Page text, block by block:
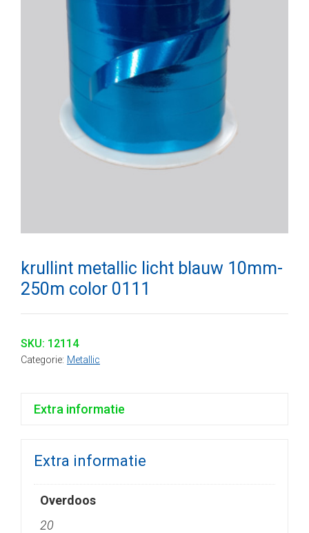
krullint metallic licht blauw 10mm-
250m color 0111
SKU: 12114
Categorie: Metallic
Extra informatie
Extra informatie
Overdoos
20